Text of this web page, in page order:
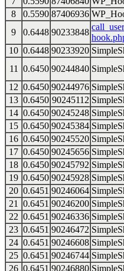
8
0.5590 87406936
9
0.6448 90233848
10 0.6448 90233920
11
0.6450 90244840
12 0.6450 90244976
13 0.6450 90245112
14 0.6450 90245248
15 0.6450 90245384
16 0.6450 90245520
17 0.6450 90245656
18 0.6450 90245792
19 0.6450 90245928
20 0.6451 90246064
21
0.6451 90246200
22 0.6451 90246336
23 0.6451 90246472
24 0.6451 90246608
25 0.6451 90246744
26 0.6451 90246880